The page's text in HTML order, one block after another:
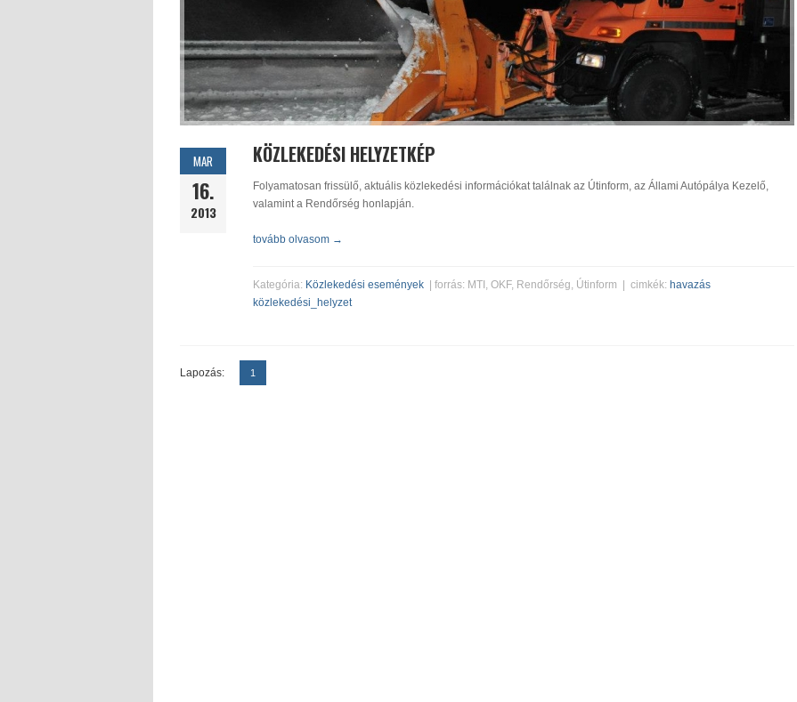
MAR
16.
2013
KÖZLEKEDÉSI HELYZETKÉP
Folyamatosan frissülő, aktuális közlekedési információkat találnak az Útinform, az Állami Autópálya Kezelő,
valamint a Rendőrség honlapján.
tovább olvasom →
Kategória: Közlekedési események | forrás: MTI, OKF, Rendőrség, Útinform | cimkék: havazás
közlekedési_helyzet
Lapozás: 1